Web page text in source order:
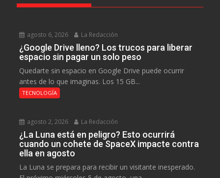
agosto 6, 2026 La Redacción
¿Google Drive lleno? Los trucos para liberar
espacio sin pagar un solo peso
Quedarte sin espacio en Google Drive puede ocurrir
antes de lo que imaginas. Los 15 GB...
TECNOLOGÍA
agosto 2, 2026 La Redacción
¿La Luna está en peligro? Esto ocurrirá
cuando un cohete de SpaceX impacte contra
ella en agosto
La Luna se prepara para recibir un visitante inesperado.